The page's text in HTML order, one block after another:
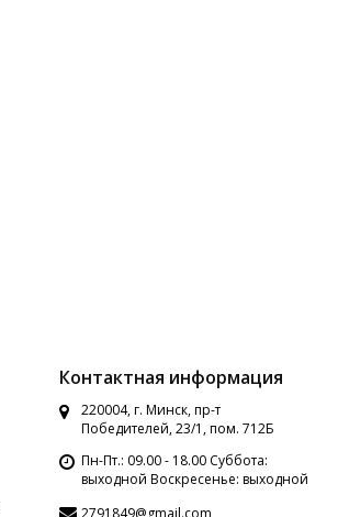
Контактная информация
220004, г. Минск, пр-т
Победителей, 23/1, пом. 712Б
Пн-Пт.: 09.00 - 18.00 Суббота:
выходной Воскресенье: выходной
2791849@gmail.com